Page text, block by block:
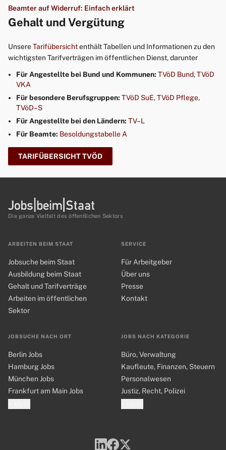
Beamter auf Widerruf: Einfach erklärt
Gehalt und Vergütung
UnsereTarifübersichtenthält Tabellen und Informationen zu den
wichtigsten Tarifverträgen im öffentlichen Dienst, darunter
Für Angestellte bei Bund und Kommunen: TVöD Bund,TVöD
VKA
Für besondere Berufsgruppen: TVöD SuE,TVöD Pflege,
TVöD–S
Für Angestellte bei den Ländern: TV–L
Für Beamte: Besoldungstabelle A
TARIFÜBERSICHT TVÖD
Die ganze Vielfalt des öffentlichen Sektors
ARBEITEN BEIM STAAT
Jobsuche beim Staat
Ausbildung beim Staat
Gehalt und Tarifverträge
Arbeiten im öffentlichen
Sektor
JOBSUCHE NACH ORT
Berlin Jobs
Hamburg Jobs
München Jobs
Frankfurt am Main Jobs
JOBS NACH KATEGORIE
Büro, Verwaltung
Kaufleute, Finanzen, Steuern
Personalwesen
Justiz, Recht, Polizei
SERVICE
Für Arbeitgeber
Über uns
Presse
Kontakt